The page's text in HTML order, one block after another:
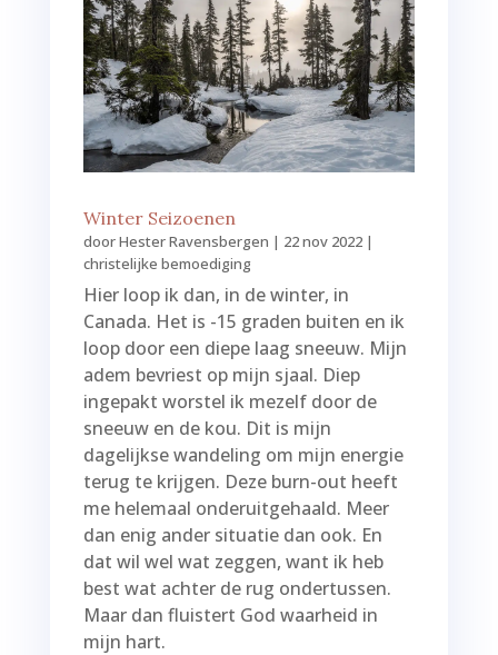
Winter Seizoenen
doorHester Ravensbergen | 22 nov 2022|
christelijke bemoediging
Hier loop ik dan, in de winter, in
Canada. Het is -15 graden buiten en ik
loop door een diepe laag sneeuw. Mijn
adem bevriest op mijn sjaal. Diep
ingepakt worstel ik mezelf door de
sneeuw en de kou. Dit is mijn
dagelijkse wandeling om mijn energie
terug te krijgen. Deze burn-out heeft
me helemaal onderuitgehaald. Meer
dan enig ander situatie dan ook. En
dat wil wel wat zeggen, want ik heb
best wat achter de rug ondertussen.
Maar dan fluistert God waarheid in
mijn hart.